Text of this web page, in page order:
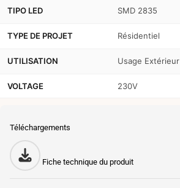
TIPO LED SMD 2835
TYPE DE PROJET Résidentiel
UTILISATION Usage Extérieur
VOLTAGE 230V
Téléchargements
Fiche technique du produit